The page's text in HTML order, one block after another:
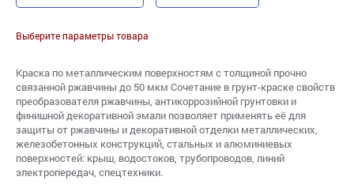
Выберите параметры товара
Краска по металлическим поверхностям с толщиной прочно
связанной ржавчины до 50 мкм Сочетание в грунт-краске свойств
преобразователя ржавчины, антикоррозийной грунтовки и
финишной декоративной эмали позволяет применять её для
защиты от ржавчины и декоративной отделки металлических,
железобетонных конструкций, стальных и алюминиевых
поверхностей: крыш, водостоков, трубопроводов, линий
электропередач, спецтехники.